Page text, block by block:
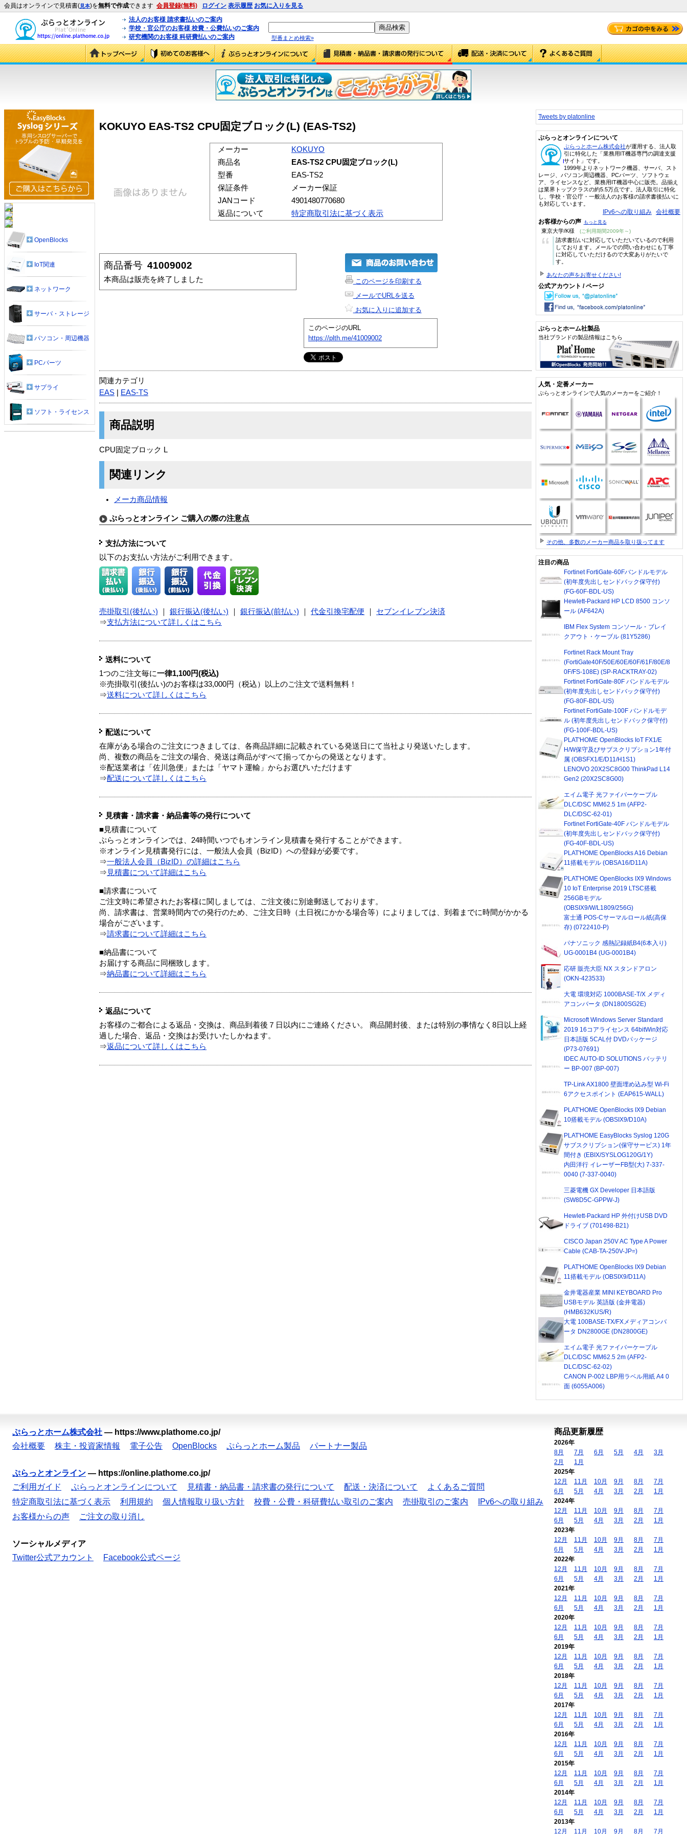
会員はオンラインで見積書(見本)を無料で作成できます 会員登録(無料) ログイン 表示履歴 お気に入りを見る
法人のお客様 請求書払いのご案内
学校・官公庁のお客様 校費・公費払いのご案内
研究機関のお客様 科研費払いのご案内
型番まとめ検索»
KOKUYO EAS-TS2 CPU固定ブロック(L) (EAS-TS2)
メーカー
KOKUYO
商品名
EAS-TS2 CPU固定ブロック(L)
型番
EAS-TS2
保証条件
メーカー保証
JANコード
4901480770680
返品について
特定商取引法に基づく表示
商品番号 41009002
本商品は販売を終了しました
このページを印刷する
メールでURLを送る
お気に入りに追加する
このページのURL
https://plth.me/41009002
関連カテゴリ
EAS
EAS-TS
商品説明
CPU固定ブロック L
関連リンク
メーカ商品情報
ぷらっとオンライン ご購入の際の注意点
支払方法について
以下のお支払い方法がご利用できます。
売掛取引(後払い) 銀行振込(後払い) 銀行振込(前払い) 代金引換宅配便
セブンイレブン決済
⇒支払方法について詳しくはこちら
送料について
1つのご注文毎に一律1,100円(税込)
※売掛取引(後払い)のお客様は33,000円（税込）以上のご注文で送料無料！
⇒送料について詳しくはこちら
配送について
在庫がある場合のご注文につきましては、各商品詳細に記載されている発送日にて当社より発送いたします。
尚、複数の商品をご注文の場合、発送は商品がすべて揃ってからの発送となります。
※配送業者は「佐川急便」または「ヤマト運輸」からお選びいただけます
⇒配送について詳しくはこちら
見積書・請求書・納品書等の発行について
■見積書について
ぷらっとオンラインでは、24時間いつでもオンライン見積書を発行することができます。
※オンライン見積書発行には、一般法人会員（BizID）への登録が必要です。
⇒一般法人会員（BizID）の詳細はこちら
⇒ 見積書について詳細はこちら
■請求書について
ご注文時に希望されたお客様に関しましては、ご注文後に別途郵送しております。
尚、請求書は、営業時間内での発行のため、ご注文日時（土日祝にかかる場合等）によりましては、到着までに時間がかかる
場合がございます。
⇒請求書について詳細はこちら
■納品書について
お届けする商品に同梱致します。
⇒納品書について詳細はこちら
返品について
お客様のご都合による返品・交換は、商品到着後７日以内にご連絡ください。 商品開封後、または特別の事情なく8日以上経
過した場合、返品・交換はお受けいたしかねます。
⇒返品について詳しくはこちら
OpenBlocks
IoT関連
ネットワーク
サーバ・ストレージ
パソコン・周辺機器
PCパーツ
サプライ
ソフト・ライセンス
Tweets by platonline
ぷらっとオンラインについて
ぷらっとホーム株式会社が運用する、法人取
引に特化した「業務用IT機器専門の調達支援
サイト」です。
1999年よりネットワーク機器、サーバ、スト
レージ、パソコン周辺機器、PCパーツ、ソフトウェ
ア、ライセンスなど、業務用IT機器中心に販売。品揃え
は業界トップクラスの約5.5万点です。法人取引に特化
し、学校・官公庁・一般法人のお客様の請求書後払いに
も対応しています。
IPv6への取り組み 会社概要
お客様からの声 もっと見る
東京大学/K様 (ご利用期間2009年～)
“
請求書払いに対応していただいているので利用
しております。メールでの問い合わせにも丁寧
に対応していただけるので大変ありがたいで
す。
あなたの声をお寄せください!
公式アカウント / ページ
ぷらっとホーム社製品
当社ブランドの製品情報はこちら
人気・定番メーカー
ぷらっとオンラインで人気のメーカーをご紹介！
その他、多数のメーカー商品を取り扱ってます
注目の商品
Fortinet FortiGate-60Fバンドルモデル
(初年度先出しセンドバック保守付)
(FG-60F-BDL-US)
Hewlett-Packard HP LCD 8500 コンソ
ール (AF642A)
IBM Flex System コンソール・ブレイ
クアウト・ケーブル (81Y5286)
Fortinet Rack Mount Tray
(FortiGate40F/50E/60E/60F/61F/80E/8
0F/FS-108E) (SP-RACKTRAY-02)
Fortinet FortiGate-80F バンドルモデル
(初年度先出しセンドバック保守付)
(FG-80F-BDL-US)
Fortinet FortiGate-100F バンドルモデ
ル (初年度先出しセンドバック保守付)
(FG-100F-BDL-US)
PLAT'HOME OpenBlocks IoT FX1/E
H/W保守及びサブスクリプション1年付
属 (OBSFX1/E/D11/H1S1)
LENOVO 20X2SC8G00 ThinkPad L14
Gen2 (20X2SC8G00)
エイム電子 光ファイバーケーブル
DLC/DSC MM62.5 1m (AFP2-
DLC/DSC-62-01)
Fortinet FortiGate-40F バンドルモデル
(初年度先出しセンドバック保守付)
(FG-40F-BDL-US)
PLAT'HOME OpenBlocks A16 Debian
11搭載モデル (OBSA16/D11A)
PLAT'HOME OpenBlocks IX9 Windows
10 IoT Enterprise 2019 LTSC搭載
256GBモデル
(OBSIX9/W/L1809/256G)
富士通 POS-Cサーマルロール紙(高保
存) (0722410-P)
パナソニック 感熱記録紙B4(6本入り)
UG-0001B4 (UG-0001B4)
応研 販売大臣 NX スタンドアロン
(OKN-423533)
大電 環境対応 1000BASE-T/X メディ
アコンバータ (DN1800SG2E)
Microsoft Windows Server Standard
2019 16コアライセンス 64bitWin対応
日本語版 5CAL付 DVDパッケージ
(P73-07691)
IDEC AUTO-ID SOLUTIONS バッテリ
ー BP-007 (BP-007)
TP-Link AX1800 壁面埋め込み型 Wi-Fi
6アクセスポイント (EAP615-WALL)
PLAT'HOME OpenBlocks IX9 Debian
10搭載モデル (OBSIX9/D10A)
PLAT'HOME EasyBlocks Syslog 120G
サブスクリプション(保守サービス) 1年
間付き (EBIX/SYSLOG120G/1Y)
内田洋行 イレーザーFB型(大) 7-337-
0040 (7-337-0040)
三菱電機 GX Developer 日本語版
(SW8D5C-GPPW-J)
Hewlett-Packard HP 外付けUSB DVD
ドライブ (701498-B21)
CISCO Japan 250V AC Type A Power
Cable (CAB-TA-250V-JP=)
PLAT'HOME OpenBlocks IX9 Debian
11搭載モデル (OBSIX9/D11A)
金井電器産業 MINI KEYBOARD Pro
USBモデル 英語版 (金井電器)
(HMB632KUS/R)
大電 100BASE-TX/FXメディアコンバ
ータ DN2800GE (DN2800GE)
エイム電子 光ファイバーケーブル
DLC/DSC MM62.5 2m (AFP2-
DLC/DSC-62-02)
CANON P-002 LBP用ラベル用紙 A4 0
面 (6055A006)
ぷらっとホーム株式会社 — https://www.plathome.co.jp/
会社概要
株主・投資家情報 電子公告 OpenBlocks ぷらっとホーム製品 パートナー製品
ぷらっとオンライン — https://online.plathome.co.jp/
ご利用ガイド
ぷらっとオンラインについて 見積書・納品書・請求書の発行について 配送・決済について
よくあるご質問
特定商取引法に基づく表示
利用規約 個人情報取り扱い方針 校費・公費・科研費払い取引のご案内 売掛取引のご案内
IPv6への取り組み
お客様からの声
ご注文の取り消し
ソーシャルメディア
Twitter公式アカウント
Facebook公式ページ
商品更新履歴
2026年
8月
7月 6月 5月 4月
3月
2月
1月
2025年
12月
11月 10月 9月 8月
7月
6月
5月 4月 3月 2月
1月
2024年
12月
11月 10月 9月 8月
7月
6月
5月 4月 3月 2月
1月
2023年
12月
11月 10月 9月 8月
7月
6月
5月 4月 3月 2月
1月
2022年
12月
11月 10月 9月 8月
7月
6月
5月 4月 3月 2月
1月
2021年
12月
11月 10月 9月 8月
7月
6月
5月 4月 3月 2月
1月
2020年
12月
11月 10月 9月 8月
7月
6月
5月 4月 3月 2月
1月
2019年
12月
11月 10月 9月 8月
7月
6月
5月 4月 3月 2月
1月
2018年
12月
11月 10月 9月 8月
7月
6月
5月 4月 3月 2月
1月
2017年
12月
11月 10月 9月 8月
7月
6月
5月 4月 3月 2月
1月
2016年
12月
11月 10月 9月 8月
7月
6月
5月 4月 3月 2月
1月
2015年
12月
11月 10月 9月 8月
7月
6月
5月 4月 3月 2月
1月
2014年
12月
11月 10月 9月 8月
7月
6月
5月 4月 3月 2月
1月
2013年
12月
11月 10月 9月 8月 7月